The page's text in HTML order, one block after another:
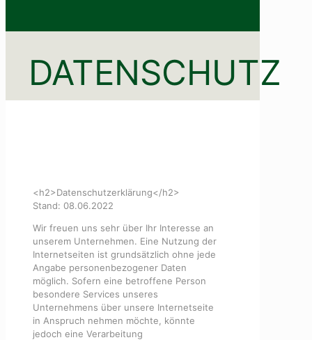
DATENSCHUTZ
<h2>Datenschutzerklärung</h2>
Stand: 08.06.2022
Wir freuen uns sehr über Ihr Interesse an
unserem Unternehmen. Eine Nutzung der
Internetseiten ist grundsätzlich ohne jede
Angabe personenbezogener Daten
möglich. Sofern eine betroffene Person
besondere Services unseres
Unternehmens über unsere Internetseite
in Anspruch nehmen möchte, könnte
jedoch eine Verarbeitung